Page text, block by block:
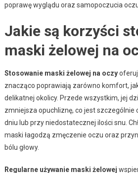
poprawę wyglądu oraz samopoczucia
Jakie są korzyści
maski żelowej na
Stosowanie maski żelowej na oczy
znacząco poprawiają zarówno komfort,
delikatnej okolicy. Przede wszystkim, jej
zmniejsza opuchliznę, co jest szczególnie
dniu lub przy niedostatecznej ilości snu.
maski łagodzą zmęczenie oczu oraz
bólu głowy.
Regularne używanie maski żelowej